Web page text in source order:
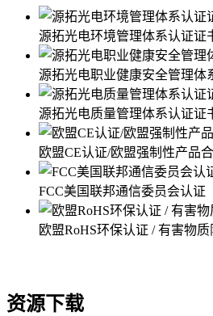
源拓光电环境管理体系认证证
源拓光电职业健康安全管理体
源拓光电质量管理体系认证证
欧盟CE认证/欧盟强制性产品
FCC美国联邦通信委员会认证
欧盟RoHS环保认证 / 有害物
资源下载